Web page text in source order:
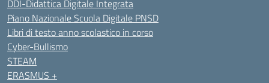
DDI-Didattica Digitale Integrata
Piano Nazionale Scuola Digitale PNSD
Libri di testo anno scolastico in corso
Cyber-Bullismo
STEAM
ERASMUS +